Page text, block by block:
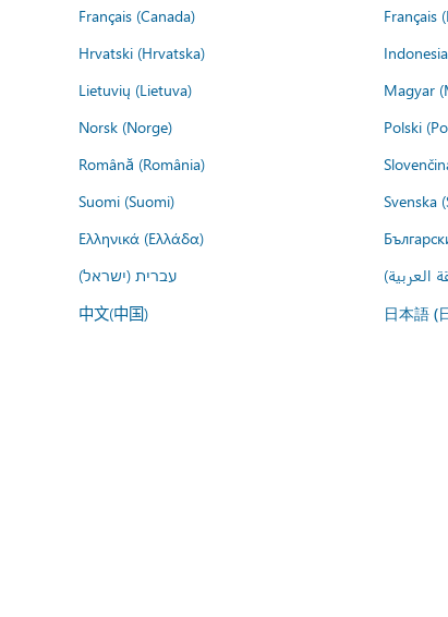
Français (Canada)
Français
Hrvatski (Hrvatska)
Lietuvių (Lietuva)
Magyar
Norsk (Norge)
Polski
Română (România)
Suomi (Suomi)
Svenska
Ελληνικά (Ελλάδα)
עברית (ישראל)
العربية)
中文(中国) 日本語 (